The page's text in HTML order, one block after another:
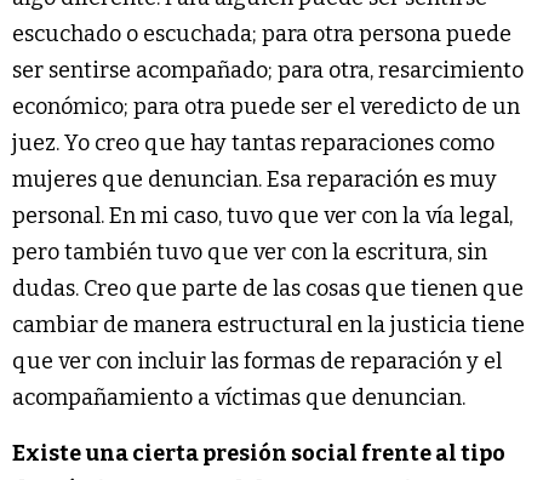
escuchado o escuchada; para otra persona puede
ser sentirse acompañado; para otra, resarcimiento
económico; para otra puede ser el veredicto de un
juez. Yo creo que hay tantas reparaciones como
mujeres que denuncian. Esa reparación es muy
personal. En mi caso, tuvo que ver con la vía legal,
pero también tuvo que ver con la escritura, sin
dudas. Creo que parte de las cosas que tienen que
cambiar de manera estructural en la justicia tiene
que ver con incluir las formas de reparación y el
acompañamiento a víctimas que denuncian.
Existe una cierta presión social frente al tipo